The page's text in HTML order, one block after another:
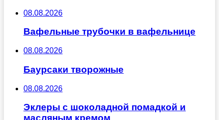
08.08.2026
Вафельные трубочки в вафельнице
08.08.2026
Баурсаки творожные
08.08.2026
Эклеры с шоколадной помадкой и
масляным кремом